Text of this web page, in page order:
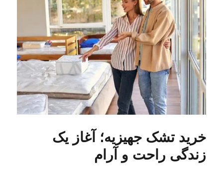
خرید تشک جهیزیه؛ آغاز یک
زندگی راحت و آرام